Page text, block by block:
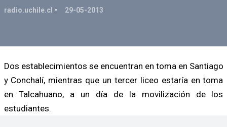
radio.uchile.cl 29-05-2013
Dos establecimientos se encuentran en toma en Santiago
y Conchalí, mientras que un tercer liceo estaría en toma
en Talcahuano, a un día de la movilización de los
estudiantes.